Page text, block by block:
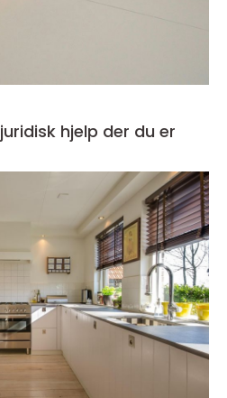
Advokat i finnmark juridisk hjelp der du er